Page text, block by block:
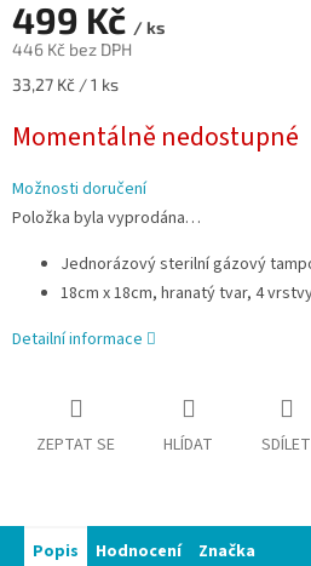
499 Kč / ks
446 Kč bez DPH
Měrná
33,27 Kč / 1 ks
Momentálně nedostupné
Možnosti doručení
Položka byla vyprodána…
Jednorázový sterilní gázový
18cm x 18cm, hranatý tvar, 4
Detailní informace
ZEPTAT SE HLÍDAT SDÍLET
Popis Hodnocení Značka